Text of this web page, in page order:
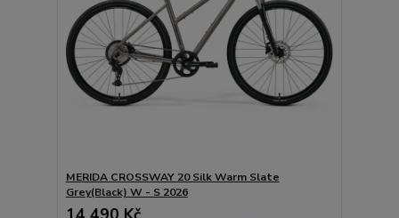
MERIDA CROSSWAY 20 Silk Warm Slate
Grey(Black) W - S 2026